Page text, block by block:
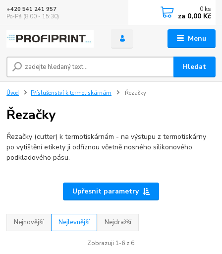
Menu
Hledat
+420 541 241 957
Po-Pá (8:00 - 15:30)
0 ks
za 0,00 Kč
Úvod Příslušenství k termotiskárnám Řezačky
Řezačky
Řezačky (cutter) k termotiskárnám - na výstupu z termotiskárny
po vytištění etikety ji odříznou včetně nosného silikonového
podkladového pásu.
Upřesnit parametry
Nejnovější Nejlevnější Nejdražší
Zobrazuji 1-6 z 6